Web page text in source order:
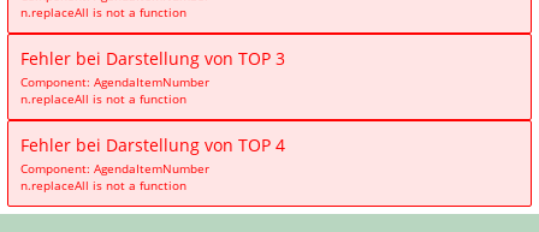
n.replaceAll is not a function
Fehler bei Darstellung von TOP 3
Component: AgendaItemNumber
n.replaceAll is not a function
Fehler bei Darstellung von TOP 4
Component: AgendaItemNumber
n.replaceAll is not a function